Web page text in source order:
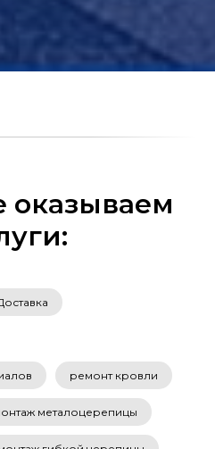
оказываем
ремонт кровли
металоцерепицы